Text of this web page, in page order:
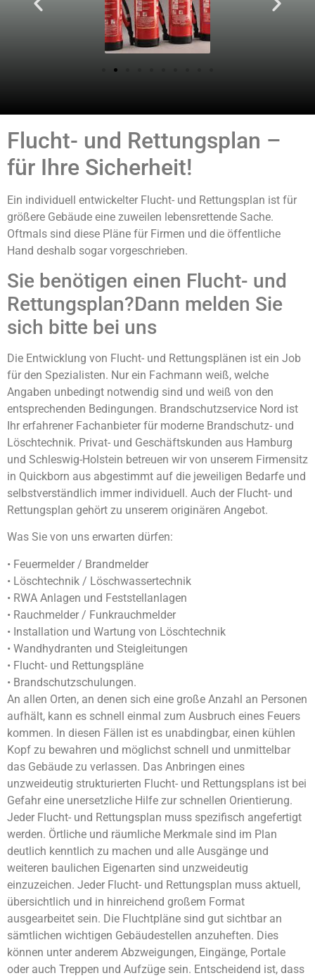
Flucht- und Rettungsplan –
für Ihre Sicherheit!
Ein individuell entwickelter Flucht- und Rettungsplan ist für
größere Gebäude eine zuweilen lebensrettende Sache.
Oftmals sind diese Pläne für Firmen und die öffentliche
Hand deshalb sogar vorgeschrieben.
Sie benötigen einen Flucht- und
Rettungsplan?Dann melden Sie
sich bitte bei uns
Die Entwicklung von Flucht- und Rettungsplänen ist ein Job
für den Spezialisten. Nur ein Fachmann weiß, welche
Angaben unbedingt notwendig sind und weiß von den
entsprechenden Bedingungen. Brandschutzservice Nord ist
Ihr erfahrener Fachanbieter für moderne Brandschutz- und
Löschtechnik. Privat- und Geschäftskunden aus Hamburg
und Schleswig-Holstein betreuen wir von unserem Firmensitz
in Quickborn aus abgestimmt auf die jeweiligen Bedarfe und
selbstverständlich immer individuell. Auch der Flucht- und
Rettungsplan gehört zu unserem originären Angebot.
Was Sie von uns erwarten dürfen:
• Feuermelder / Brandmelder
• Löschtechnik / Löschwassertechnik
• RWA Anlagen und Feststellanlagen
• Rauchmelder / Funkrauchmelder
• Installation und Wartung von Löschtechnik
• Wandhydranten und Steigleitungen
• Flucht- und Rettungspläne
• Brandschutzschulungen.
An allen Orten, an denen sich eine große Anzahl an Personen
aufhält, kann es schnell einmal zum Ausbruch eines Feuers
kommen. In diesen Fällen ist es unabdingbar, einen kühlen
Kopf zu bewahren und möglichst schnell und unmittelbar
das Gebäude zu verlassen. Das Anbringen eines
unzweideutig strukturierten Flucht- und Rettungsplans ist bei
Gefahr eine unersetzliche Hilfe zur schnellen Orientierung.
Jeder Flucht- und Rettungsplan muss spezifisch angefertigt
werden. Örtliche und räumliche Merkmale sind im Plan
deutlich kenntlich zu machen und alle Ausgänge und
weiteren baulichen Eigenarten sind unzweideutig
einzuzeichen. Jeder Flucht- und Rettungsplan muss aktuell,
übersichtlich und in hinreichend großem Format
ausgearbeitet sein. Die Fluchtpläne sind gut sichtbar an
sämtlichen wichtigen Gebäudestellen anzuheften. Dies
können unter anderem Abzweigungen, Eingänge, Portale
oder auch Treppen und Aufzüge sein. Entscheidend ist, dass